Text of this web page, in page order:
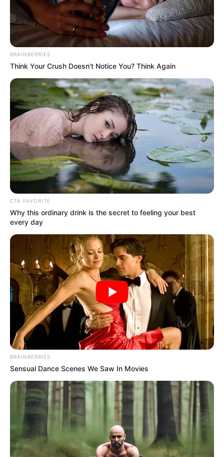
BRAINBERRIES
Think Your Crush Doesn't Notice You? Think Again
CTA FAVORITE
Why this ordinary drink is the secret to feeling your best
every day
BRAINBERRIES
Sensual Dance Scenes We Saw In Movies